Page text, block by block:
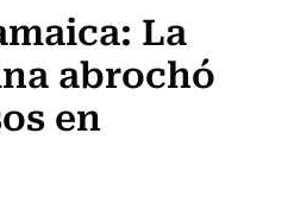
La
abrochó
en